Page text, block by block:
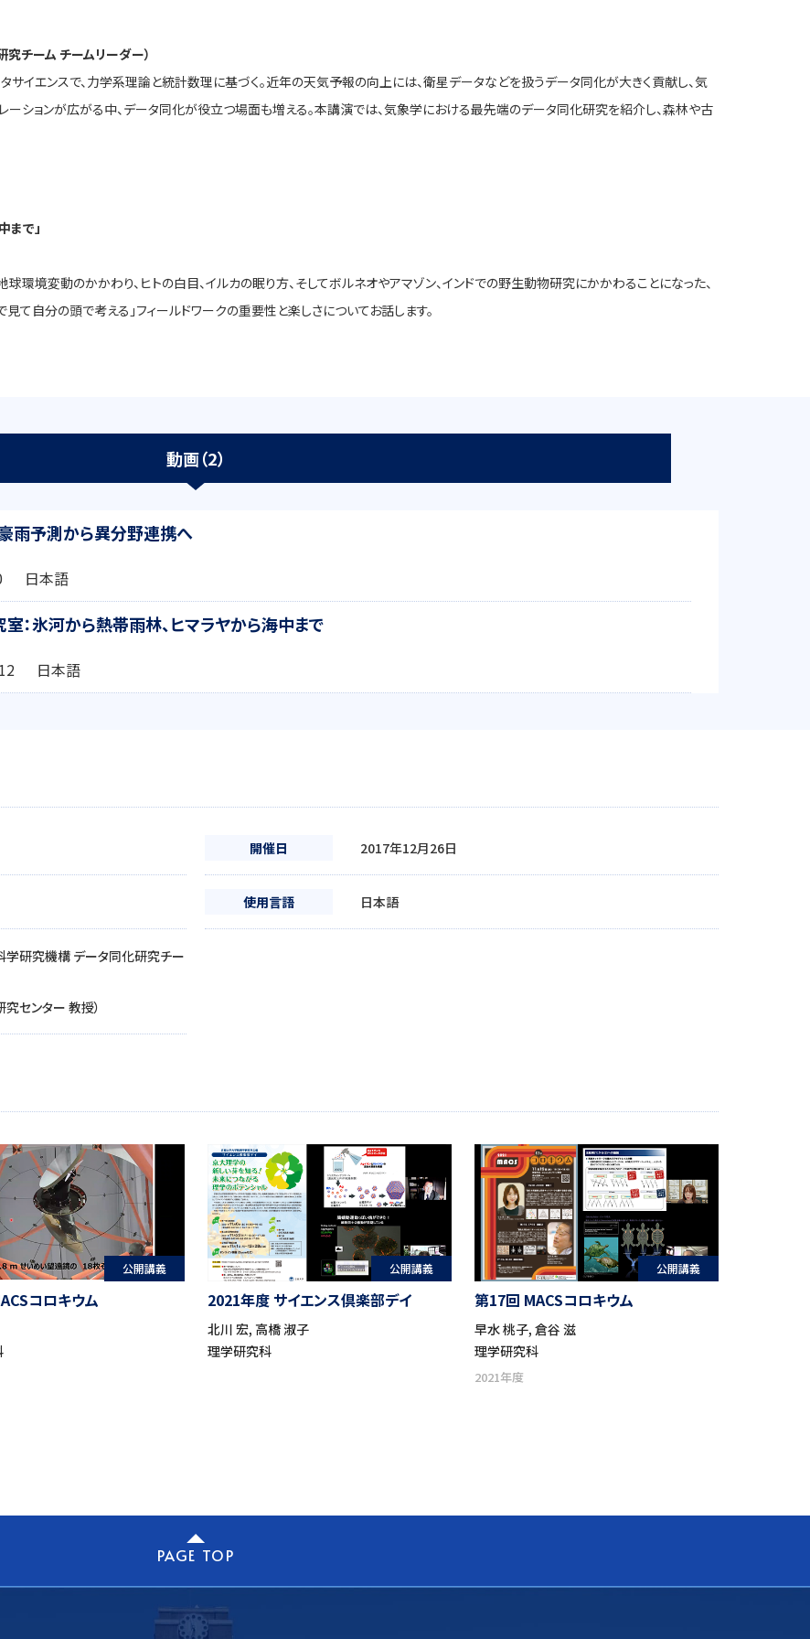
チーム チームリーダー）
サイエンスで、力学系理論と統計数理に基づく。近年の天気予報の向上には、衛星データなどを扱うデータ同化が大きく貢献し、気
ションが広がる中、データ同化が役立つ場面も増える。本講演では、気象学における最先端のデータ同化研究を紹介し、森林や古
まで」
環境変動のかかわり、ヒトの白目、イルカの眠り方、そしてボルネオやアマゾン、インドでの野生動物研究にかかわることになった、
て自分の頭で考える」フィールドワークの重要性と楽しさについてお話します。
動画（2）
雨予測から異分野連携へ
日本語
：氷河から熱帯雨林、ヒマラヤから海中まで
日本語
開催日 2017年12月26日
使用言語 日本語
学研究機構 データ同化研究チー
センター 教授）
公開講義
コロキウム
公開講義
2021年度 サイエンス倶楽部デイ
北川 宏, 高橋 淑子
理学研究科
公開講義
第17回 MACSコロキウム
早水 桃子, 倉谷 滋
理学研究科
2021年度
PAGE TOP